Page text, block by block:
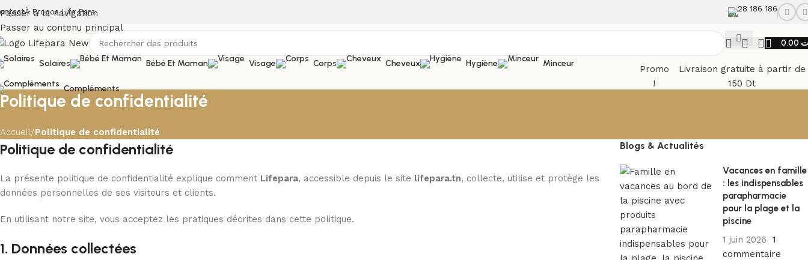
Passer à la navigation
Passer au contenu principal
À Propos Life Para 28 186 186
Solaires
Bébé Et Maman Visage Corps Cheveux Hygiène Minceur
Compléments
Promo
!
Livraison gratuite à partir de
150 Dt
Politique de confidentialité
Accueil/Politique de confidentialité
Politique de confidentialité
La présente politique de confidentialité explique comment Lifepara, accessible depuis le site lifepara.tn, collecte, utilise et protège les
données personnelles de ses visiteurs et clients.
En utilisant notre site, vous acceptez les pratiques décrites dans cette politique.
1. Données collectées
Blogs & Actualités
Vacances en famille
: les indispensables
parapharmacie
pour la plage et la
piscine
1 juin 2026
1
commentaire